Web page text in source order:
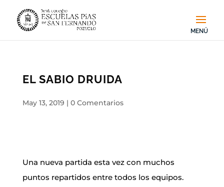
EL SABIO DRUIDA
May 13, 2019 | 0 Comentarios
Una nueva partida esta vez con muchos
puntos repartidos entre todos los equipos.